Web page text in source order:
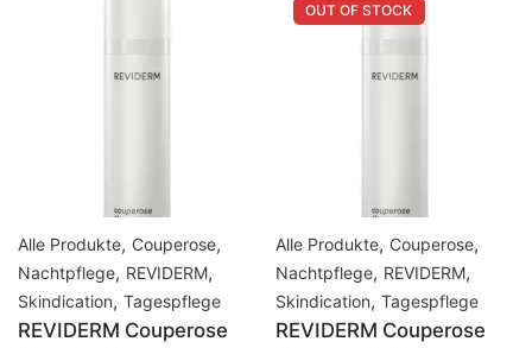
Alle Produkte, Couperose,
Nachtpflege, REVIDERM,
Skindication, Tagespflege
REVIDERM Couperose
OUT OF STOCK
Alle Produkte, Couperose,
Nachtpflege, REVIDERM,
Skindication, Tagespflege
REVIDERM Couperose